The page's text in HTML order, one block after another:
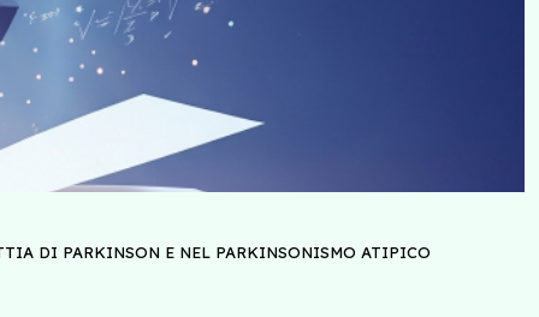
DI PARKINSON E NEL PARKINSONISMO ATIPICO